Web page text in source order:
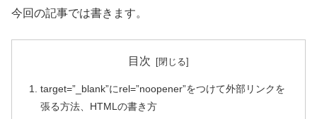
今回の記事では書きます。
目次
target=”_blank”にrel=”noopener”をつけて外部リンクを
張る方法、HTMLの書き方